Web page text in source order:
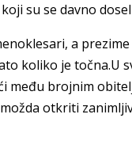
su se davno
a
koliko je točna.U
među brojnim
otkriti